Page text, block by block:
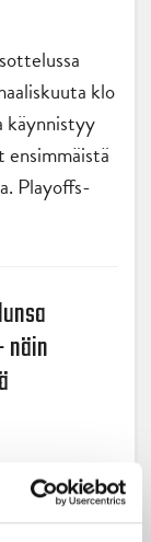
klo
käynnistyy
ensimmäistä
Playoffs-
näin
perjantaina